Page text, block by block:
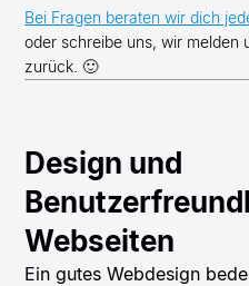
Bei Fragen beraten wir dich
oder schreibe uns, wir melden
zurück. 🙂
Design und
Webseiten
Ein gutes Webdesign